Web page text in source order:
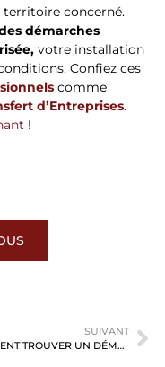
territoire concerné.
démarches
votre installation
Confiez ces
comme
d’Entreprises.
!
SUIVANT
COMMENT TROUVER UN DÉMÉNAGEUR FIABLE POUR VOTRE PROCHAIN DÉMÉNAGEMENT ?